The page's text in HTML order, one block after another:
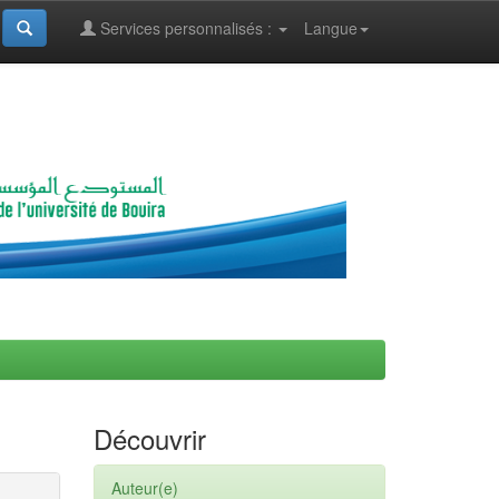
Langue
Services personnalisés :
Découvrir
Auteur(e)